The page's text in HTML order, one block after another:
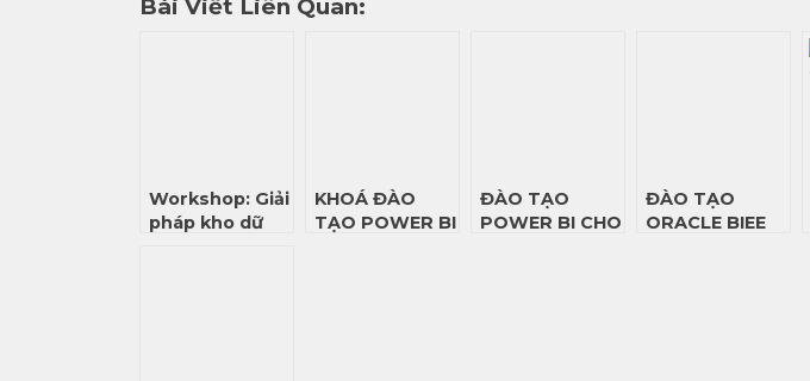
Bài Viết Liên Quan:
Workshop: Giải
pháp kho dữ
KHOÁ ĐÀO
TẠO POWER BI
ĐÀO TẠO
POWER BI CHO
ĐÀO TẠO
ORACLE BIEE